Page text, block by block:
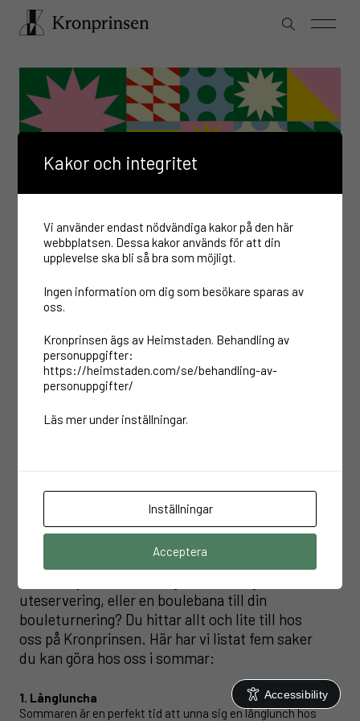
Lata sommardagar hos din
Marshmallows till grillen, plåster till benen,
uteservering, eller en boulebana till din
bouleturnering? Du hittar allt och lite till hos
oss på Kronprinsen. Här har vi listat fem saker
du kan göra hos oss i sommar:
1. Långluncha
Sommaren är en perfekt tid att unna sig en långlunch hos
Accessibility
Kakor och integritet
Vi använder endast nödvändiga kakor på den här
webbplatsen. Dessa kakor används för att din
upplevelse ska bli så bra som möjligt.
Ingen information om dig som besökare sparas av
oss.
Kronprinsen ägs av Heimstaden. Behandling av
personuppgifter:
https://heimstaden.com/se/behandling-av-
personuppgifter/
Läs mer under inställningar.
Inställningar
Acceptera